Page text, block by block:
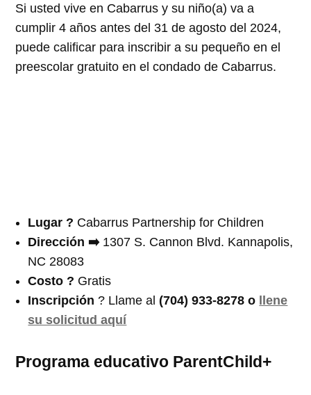
Si usted vive en Cabarrus y su niño(a) va a
cumplir 4 años antes del 31 de agosto del 2024,
puede calificar para inscribir a su pequeño en el
preescolar gratuito en el condado de Cabarrus.
Lugar ? Cabarrus Partnership for Children
Dirección ➡️ 1307 S. Cannon Blvd. Kannapolis,
NC 28083
Costo ? Gratis
Inscripción ? Llame al (704) 933-8278 o llene
su solicitud aquí
Programa educativo ParentChild+